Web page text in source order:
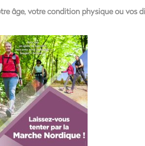
âge, votre condition physique ou vos